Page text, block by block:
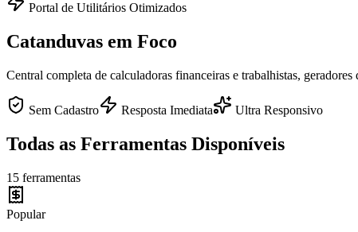
Portal de Utilitários Otimizados
Catanduvas em Foco
Central completa de calculadoras financeiras e trabalhistas,
Sem Cadastro Resposta Imediata Ultra Responsivo
Todas as Ferramentas Disponíveis
15 ferramentas
Popular